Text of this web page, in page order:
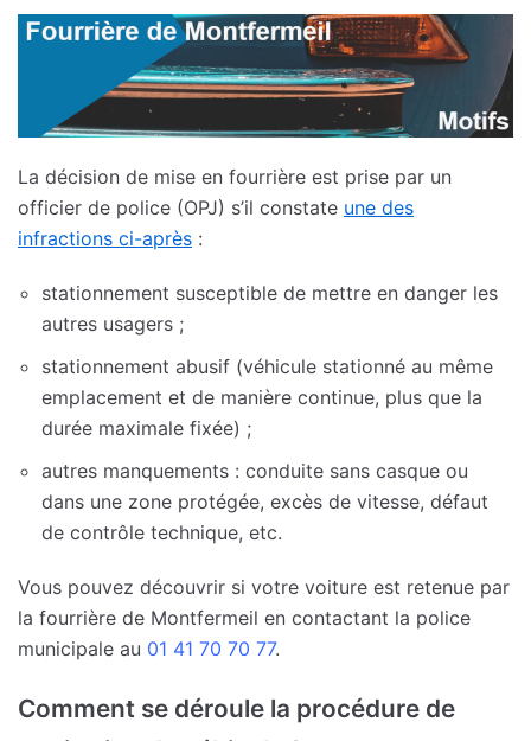
La décision de mise en fourrière est prise par un
officier de police (OPJ) s’il constate une des
infractions ci-après :
stationnement susceptible de mettre en danger les
autres usagers ;
stationnement abusif (véhicule stationné au même
emplacement et de manière continue, plus que la
durée maximale fixée) ;
autres manquements : conduite sans casque ou
dans une zone protégée, excès de vitesse, défaut
de contrôle technique, etc.
Vous pouvez découvrir si votre voiture est retenue par
la fourrière de Montfermeil en contactant la police
municipale au 01 41 70 70 77.
Comment se déroule la procédure de